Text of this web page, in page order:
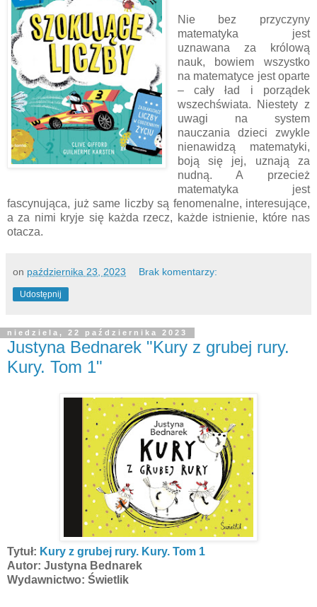
Nie bez przyczyny
matematyka jest
uznawana za królową
nauk, bowiem wszystko
na matematyce jest oparte
– cały ład i porządek
wszechświata. Niestety z
uwagi na system
nauczania dzieci zwykle
nienawidzą matematyki,
boją się jej, uznają za
nudną. A przecież
matematyka jest
fascynująca, już same liczby są fenomenalne, interesujące,
a za nimi kryje się każda rzecz, każde istnienie, które nas
otacza.
on października 23, 2023 Brak komentarzy:
Udostępnij
niedziela, 22 października 2023
Justyna Bednarek "Kury z grubej rury.
Kury. Tom 1"
Tytuł: Kury z grubej rury. Kury. Tom 1
Autor: Justyna Bednarek
Wydawnictwo: Świetlik